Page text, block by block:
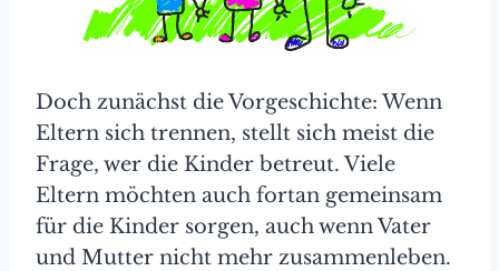
Doch zunächst die Vorgeschichte: Wenn
Eltern sich trennen, stellt sich meist die
Frage, wer die Kinder betreut. Viele
Eltern möchten auch fortan gemeinsam
für die Kinder sorgen, auch wenn Vater
und Mutter nicht mehr zusammenleben.